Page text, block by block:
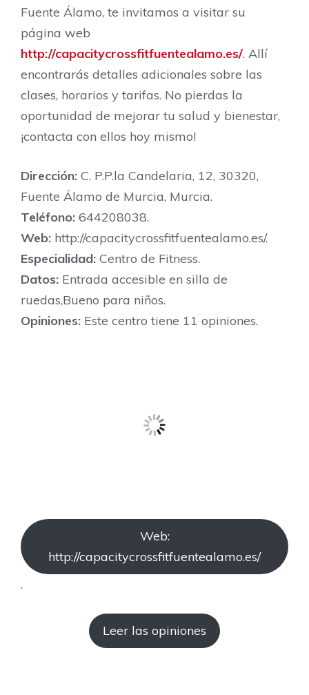
Fuente Álamo, te invitamos a visitar su
página web
http://capacitycrossfitfuentealamo.es/. Allí
encontrarás detalles adicionales sobre las
clases, horarios y tarifas. No pierdas la
oportunidad de mejorar tu salud y bienestar,
¡contacta con ellos hoy mismo!
Dirección: C. P.P.la Candelaria, 12, 30320,
Fuente Álamo de Murcia, Murcia.
Teléfono: 644208038.
Web: http://capacitycrossfitfuentealamo.es/.
Especialidad: Centro de Fitness.
Datos: Entrada accesible en silla de
ruedas,Bueno para niños.
Opiniones: Este centro tiene 11 opiniones.
Web:
http://capacitycrossfitfuentealamo.es/
.
Leer las opiniones